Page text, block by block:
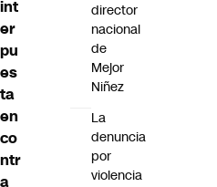
int
er
pu
es
ta
en
co
ntr
a
director
nacional
de
Mejor
Niñez
La
denuncia
por
violencia